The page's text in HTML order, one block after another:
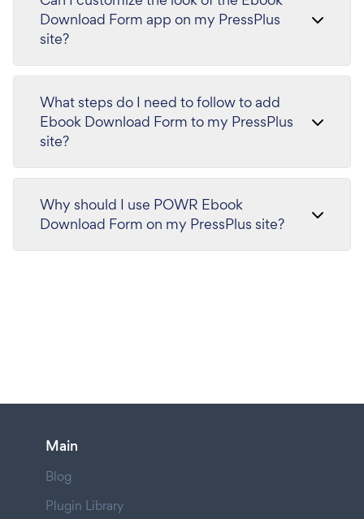
Download Form app on my PressPlus
site?
What steps do I need to follow to add
Ebook Download Form to my PressPlus
site?
Why should I use POWR Ebook
Download Form on my PressPlus site?
Main
Blog
Plugin Library